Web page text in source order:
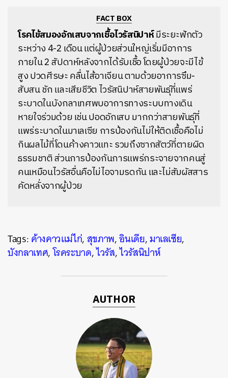
FACT BOX
โรคไข้สมองอักเสบจากเชื้อไวรัสนิปาห์มีระยะฟักตัว
ระหว่าง 4-2 เดือน แต่ผู้ป่วยส่วนใหญ่เริ่มมีอาการ
ภายใน 2 สัปดาห์หลังจากได้รับเชื้อ โดยผู้ป่วยจะมีไข้
สูง ปวดศีรษะ คลื่นไส้อาเจียน ตามด้วยอาการซึม-
สับสน ชัก และเสียชีวิต ไวรัสนิปาห์สายพันธุ์ที่แพร่
ระบาดในบังกลาเทศพบอาการทางระบบทางเดิน
หายใจร่วมด้วย เช่น ปอดอักเสบ มากกว่าสายพันธุ์ที่
แพร่ระบาดในมาเลเซีย การป้องกันไม่ให้ติดเชื้อคือไม่
กินผลไม้ที่โดนค้างคาวแทะ รวมถึงซากสัตว์ที่ตายผิด
ธรรมชาติ ส่วนการป้องกันการแพร่กระจายจากคนสู่
คนเหมือนไวรัสอื่นคือไม่ไอจามรดกัน และไม่สัมผัสสาร
คัดหลั่งจากผู้ป่วย
Tags:ค้างคาวแม่ไก่,สุขภาพ,อินเดีย,มาเลเซีย,
บังกลาเทศ,โรคระบาด,ไวรัส,ไวรัสนิปาห์
AUTHOR